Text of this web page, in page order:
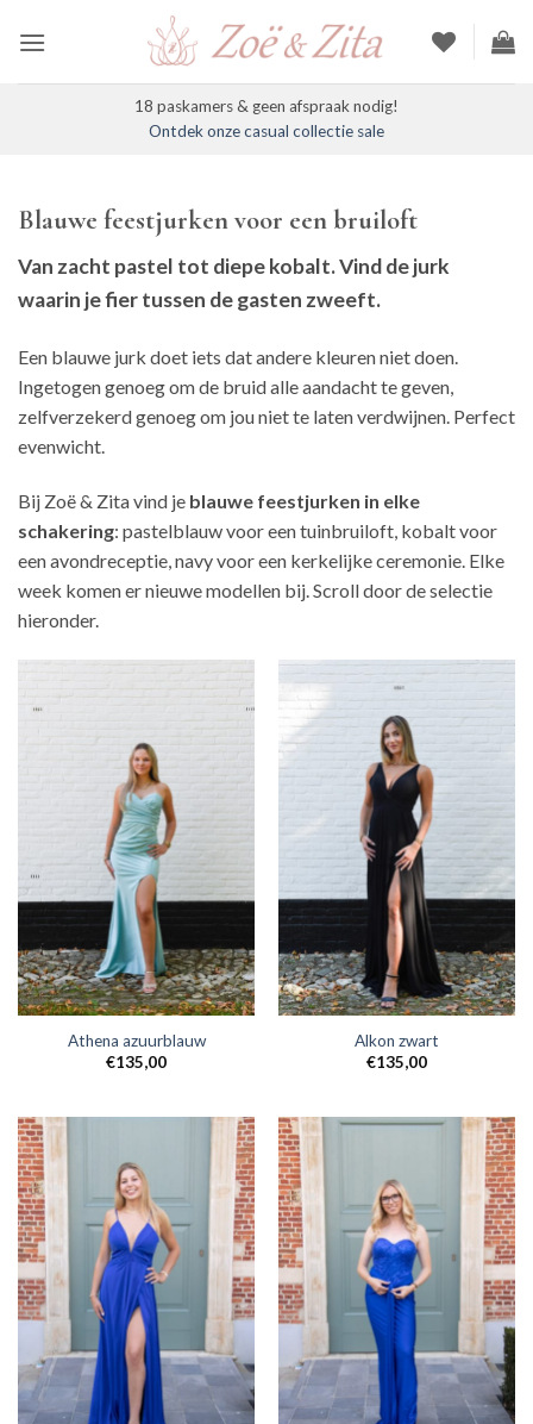
naar
18 paskamers & geen afspraak nodig!
Ontdek onze casual collectie sale
Blauwe feestjurken voor een bruiloft
Van zacht pastel tot diepe kobalt. Vind de jurk
waarin je fier tussen de gasten zweeft.
Een blauwe jurk doet iets dat andere kleuren niet doen.
Ingetogen genoeg om de bruid alle aandacht te geven,
zelfverzekerd genoeg om jou niet te laten verdwijnen. Perfect
evenwicht.
Bij Zoë & Zita vind je blauwe feestjurken in elke
schakering: pastelblauw voor een tuinbruiloft, kobalt voor
een avondreceptie, navy voor een kerkelijke ceremonie. Elke
week komen er nieuwe modellen bij. Scroll door de selectie
hieronder.
Athena azuurblauw
€135,00
Alkon zwart
€135,00